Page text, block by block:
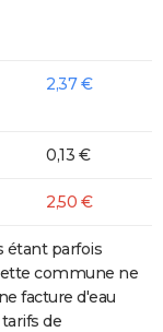
2,37 €
0,13 €
2,50 €
étant parfois
commune ne
facture d'eau
de